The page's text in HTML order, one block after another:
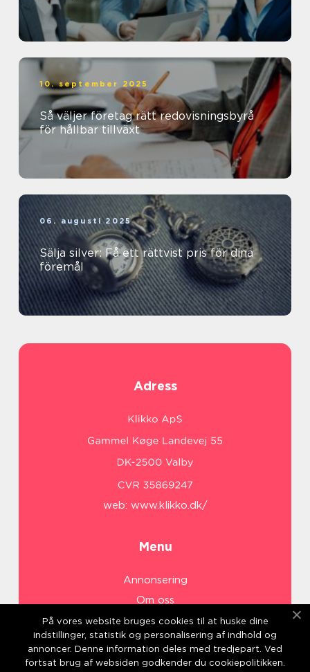
10. september 2025
Så väljer företag rätt redovisningsbyrå
för hållbar tillväxt
06. augusti 2025
Sälja silver: Få ett rättvist pris för dina
föremål
Adress
web: www.klikko.dk/
Menu
Annonsering
Om oss
Cookies
Kontakta oss
Sitemap
På vores website bruges cookies til at huske dine
indstillinger, statistik og personalisering af indhold og
annoncer. Denne information deles med tredjepart. Ved
fortsat brug af websiden godkender du cookiepolitikken.